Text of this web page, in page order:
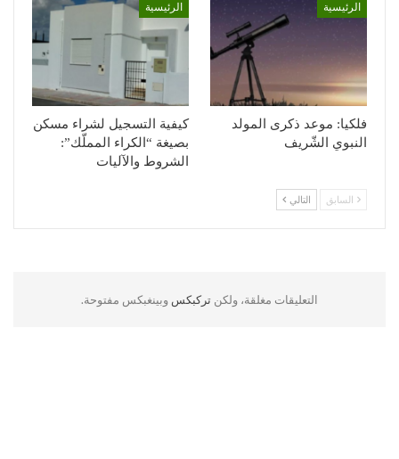
الرئيسية
فلكيا: موعد ذكرى المولد
النبوي الشّريف
الرئيسية
كيفية التسجيل لشراء مسكن
بصيغة “الكراء المملّك”:
الشروط والآليات
السابق التالي
التعليقات مغلقة، ولكن تركبكس وبينغبكس مفتوحة.